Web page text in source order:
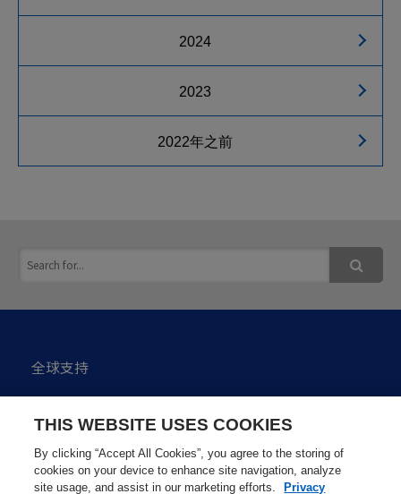
2024
2023
2022年之前
全球支持
网站使用注意点
THIS WEBSITE USES COOKIES
By clicking “Accept All Cookies”, you agree to the storing of
cookies on your device to enhance site navigation, analyze
site usage, and assist in our marketing efforts.
Privacy